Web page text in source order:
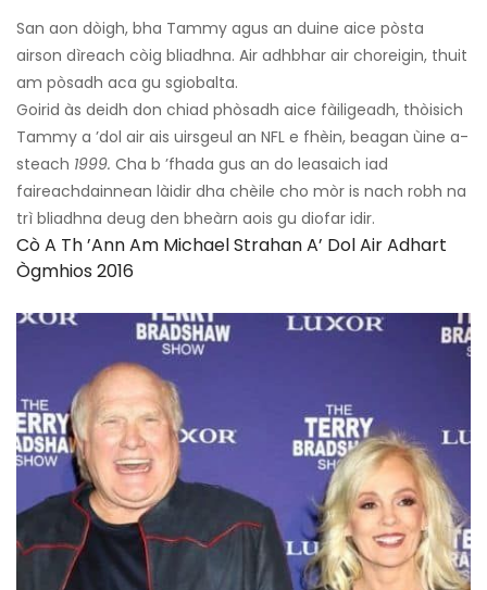
San aon dòigh, bha Tammy agus an duine aice pòsta
airson dìreach còig bliadhna. Air adhbhar air choreigin, thuit
am pòsadh aca gu sgiobalta.
Goirid às deidh don chiad phòsadh aice fàiligeadh, thòisich
Tammy a ’dol air ais uirsgeul an NFL e fhèin, beagan ùine a-
steach 1999. Cha b ’fhada gus an do leasaich iad
faireachdainnean làidir dha chèile cho mòr is nach robh na
trì bliadhna deug den bheàrn aois gu diofar idir.
Cò A Th ’ann Am Michael Strahan A’ Dol Air Adhart
Ògmhios 2016